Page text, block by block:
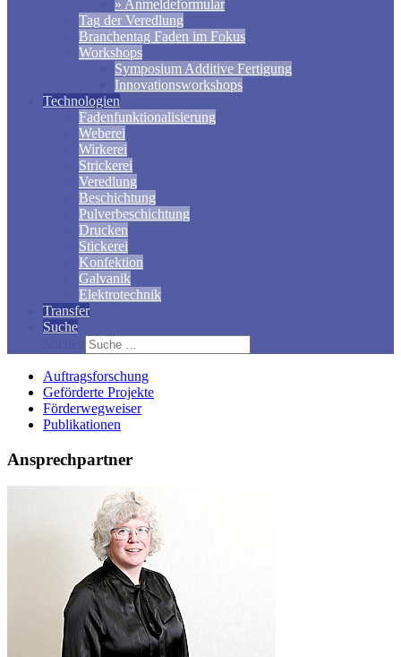
» Anmeldeformular
Tag der Veredlung
Branchentag Faden im Fokus
Workshops
Symposium Additive Fertigung
Innovationsworkshops
Technologien
Fadenfunktionalisierung
Weberei
Wirkerei
Strickerei
Veredlung
Beschichtung
Pulverbeschichtung
Drucken
Stickerei
Konfektion
Galvanik
Elektrotechnik
Transfer
Suche
Auftragsforschung
Geförderte Projekte
Förderwegweiser
Publikationen
Ansprechpartner